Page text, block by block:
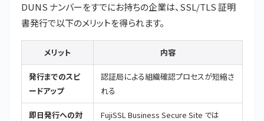
DUNS ナンバーをすでにお持ちの企業は、SSL/TLS 証明
書発行で以下のメリットを得られます。
メリット 内容
発行までのスピ
ードアップ
認証局による組織確認プロセスが短縮さ
れる
即日発行への対
FujiSSL Business Secure Site では